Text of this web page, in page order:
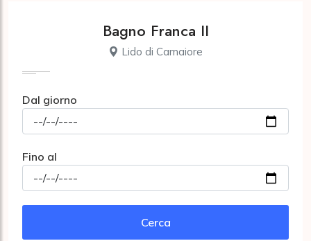
Bagno Franca II
Lido di Camaiore
Dal giorno
Fino al
Cerca